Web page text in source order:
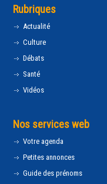
Rubriques
Actualité
Culture
Débats
Santé
Vidéos
Nos services web
Votre agenda
Petites annonces
Guide des prénoms